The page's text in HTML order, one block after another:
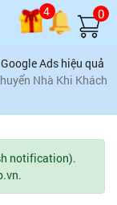
4 0
Ads hiệu quả
Nhà Khi Khách
notification).